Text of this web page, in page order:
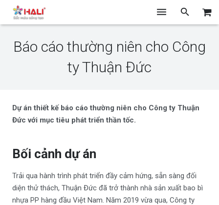
IN ẤN
Báo cáo thường niên cho Công
ty Thuận Đức
Dự án thiết kế báo cáo thường niên cho Công ty Thuận
Đức với mục tiêu phát triển thần tốc.
Bối cảnh dự án
Trải qua hành trình phát triển đầy cảm hứng, sẵn sàng đối
diện thử thách, Thuận Đức đã trở thành nhà sản xuất bao bì
nhựa PP hàng đầu Việt Nam. Năm 2019 vừa qua, Công ty